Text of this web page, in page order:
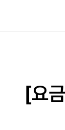
[요